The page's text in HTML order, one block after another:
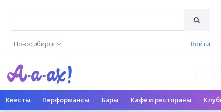
Новосибирск Войти
Квесты Перформансы Бары Кафе и рестораны